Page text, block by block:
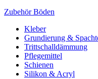
Zubehör Böden
Kleber
Grundierung &
Trittschalldämmung
Pflegemittel
Schienen
Silikon & Acryl